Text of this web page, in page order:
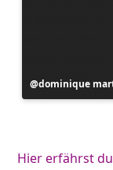
Beitrag
veröffentlicht
dominique
Hier erfährst